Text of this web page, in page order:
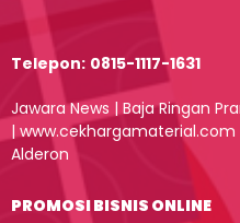
Telepon: 0815-1117-1631
Jawara News | Baja Ringan
|www.cekhargamaterial.com
Alderon
PROMOSI BISNIS ONLINE